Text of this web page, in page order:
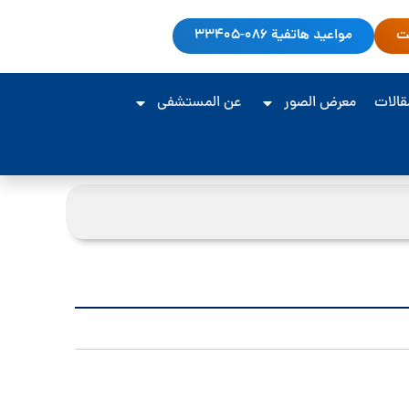
مواعيد هاتفية 086-33405
معرض الصور
عن المستشفى